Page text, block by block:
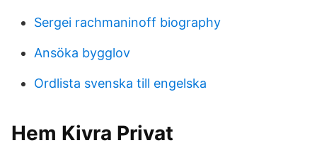
Sergei rachmaninoff biography
Ansöka bygglov
Ordlista svenska till engelska
Hem Kivra Privat